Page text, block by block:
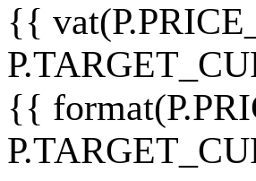
{{
{{